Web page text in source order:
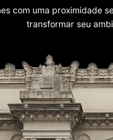
com uma proximidade
transformar seu